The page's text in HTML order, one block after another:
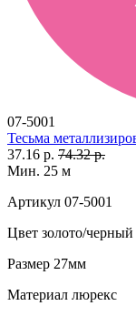
07-5001
Тесьма
37.16 р. 74.32 р.
Мин. 25 м
Артикул 07-5001
Цвет золото/черный
Размер 27мм
Материал люрекс